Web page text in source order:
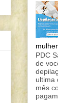
PDC
de
ultima
mês